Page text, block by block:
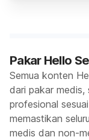
Pakar Hello
Semua konten
dari pakar medis,
profesional
memastikan
medis dan non-